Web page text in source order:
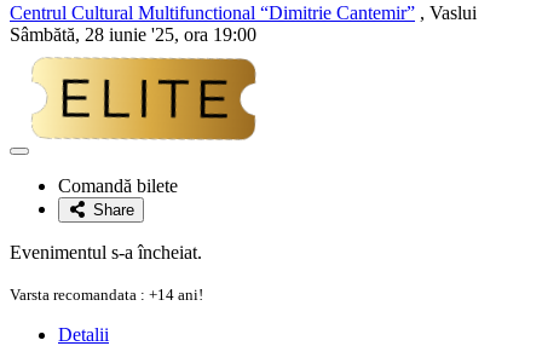
Centrul Cultural Multifunctional “Dimitrie Cantemir” , Vaslui
Sâmbătă, 28 iunie '25, ora 19:00
Adaugă
favoriteComandă bilete
Share
Evenimentul s-a încheiat.
Varsta recomandata : +14 ani!
Detalii